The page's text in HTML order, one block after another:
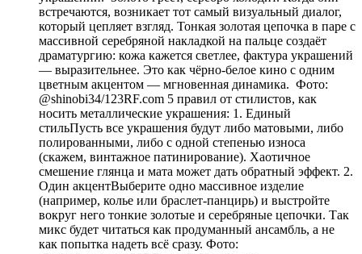
встречаются, возникает тот самый визуальный диалог,
который цепляет взгляд. Тонкая золотая цепочка в паре с
массивной серебряной накладкой на пальце создаёт
драматургию: кожа кажется светлее, фактура украшений
— выразительнее. Это как чёрно-белое кино с одним
цветным акцентом — мгновенная динамика. Фото:
@shinobi34/123RF.com 5 правил от стилистов, как
носить металлические украшения: 1. Единый
стильПусть все украшения будут либо матовыми, либо
полированными, либо с одной степенью износа
(скажем, винтажное патинирование). Хаотичное
смешение глянца и мата может дать обратный эффект. 2.
Один акцентВыберите одно массивное изделие
(например, колье или браслет-панцирь) и выстройте
вокруг него тонкие золотые и серебряные цепочки. Так
микс будет читаться как продуманный ансамбль, а не
как попытка надеть всё сразу. Фото: